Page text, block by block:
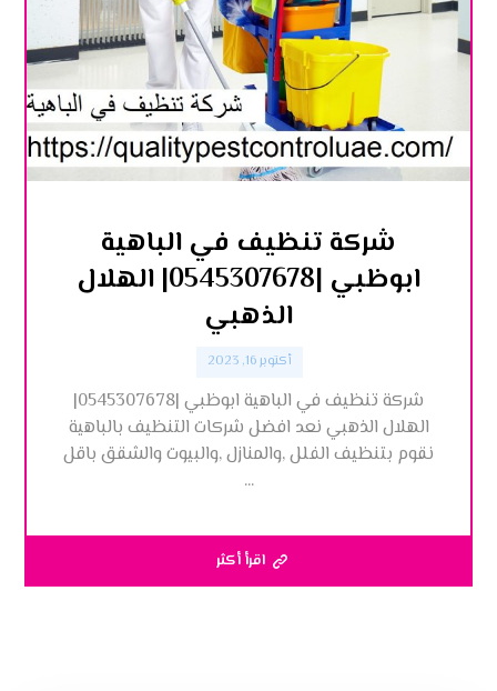
شركة تنظيف في الباهية
ابوظبي |0545307678| الهلال
الذهبي
أكتوبر 16, 2023
شركة تنظيف في الباهية ابوظبي |0545307678|
الهلال الذهبي نعد افضل شركات التنظيف بالباهية
نقوم بتنظيف الفلل ,والمنازل ,والبيوت والشقق باقل
...
اقرأ أكثر